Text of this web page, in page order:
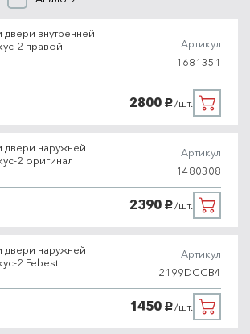
двери внутренней
2 правой
Артикул
1681351
2800 руб./шт.
двери наружней
2 оригинал
Артикул
1480308
2390 руб./шт.
двери наружней
2 Febest
Артикул
2199DCCB4
1450 руб./шт.